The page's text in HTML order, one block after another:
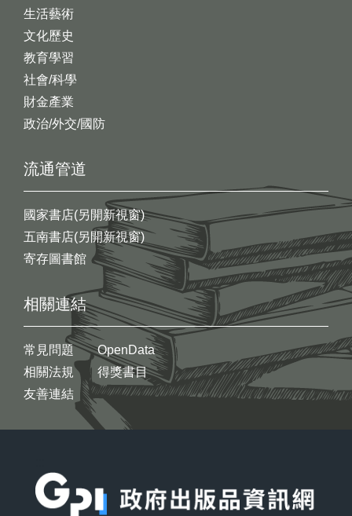
生活藝術
文化歷史
教育學習
社會/科學
財金產業
政治/外交/國防
流通管道
國家書店(另開新視窗)
五南書店(另開新視窗)
寄存圖書館
相關連結
常見問題
相關法規
友善連結
OpenData
得獎書目